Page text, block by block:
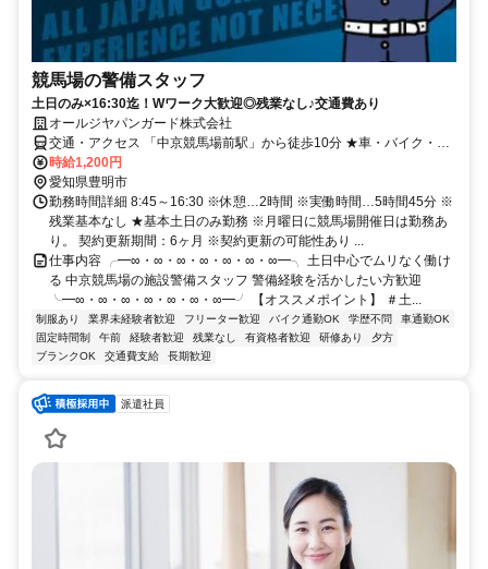
競馬場の警備スタッフ
土日のみ×16:30迄！Wワーク大歓迎◎残業なし♪交通費あり
オールジヤパンガード株式会社
交通・アクセス 「中京競馬場前駅」から徒歩10分 ★車・バイク・自
転車通勤可能
時給1,200円
愛知県豊明市
勤務時間詳細 8:45～16:30 ※休憩…2時間 ※実働時間…5時間45分 ※
残業基本なし ★基本土日のみ勤務 ※月曜日に競馬場開催日は勤務あ
り。 契約更新期間：6ヶ月 ※契約更新の可能性あり ...
仕事内容 ╭━∞・∞・∞・∞・∞・∞・∞━╮ 土日中心でムリなく働け
る 中京競馬場の施設警備スタッフ 警備経験を活かしたい方歓迎
╰━∞・∞・∞・∞・∞・∞・∞━╯ 【オススメポイント】 ＃土...
制服あり 業界未経験者歓迎 フリーター歓迎 バイク通勤OK 学歴不問
車通勤OK
固定時間制
午前 経験者歓迎 残業なし 有資格者歓迎 研修あり
夕方
ブランクOK
交通費支給 長期歓迎
派遣社員